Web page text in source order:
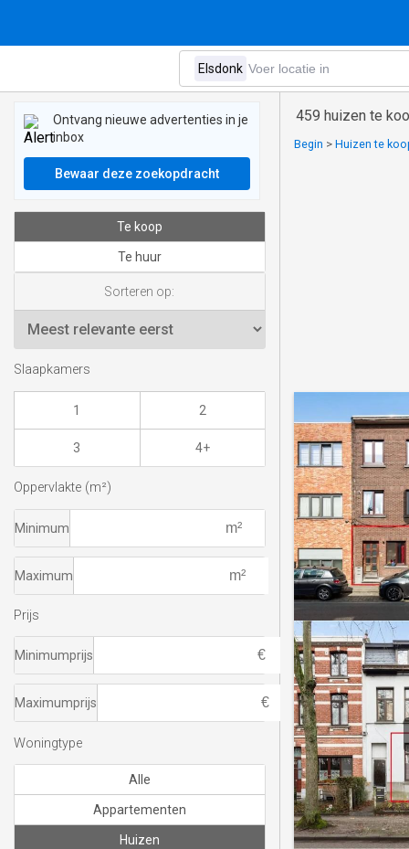
459 huizen te
Begin > Huizen te
Ontvang nieuwe advertenties in je
inbox
Bewaar deze zoekopdracht
Te koop
Te huur
Sorteren op:
Slaapkamers
1 2
3 4+
Oppervlakte (m²)
Minimum
Maximum
Prijs
Minimumprijs
Maximumprijs
Woningtype
Alle
Appartementen
Huizen